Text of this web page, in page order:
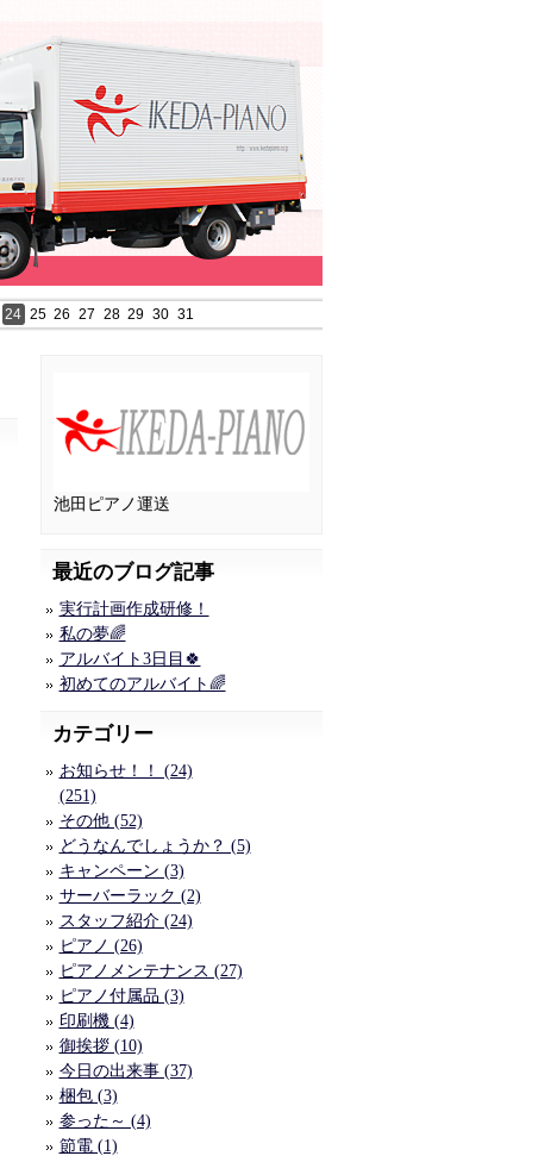
24 25 26 27 28 29 30 31
池田ピアノ運送
最近のブログ記事
実行計画作成研修！
私の夢🌈
アルバイト3日目🍀
初めてのアルバイト🌈
カテゴリー
お知らせ！！ (24)
(251)
その他 (52)
どうなんでしょうか？ (5)
キャンペーン (3)
サーバーラック (2)
スタッフ紹介 (24)
ピアノ (26)
ピアノメンテナンス (27)
ピアノ付属品 (3)
印刷機 (4)
御挨拶 (10)
今日の出来事 (37)
梱包 (3)
参った～ (4)
節電 (1)